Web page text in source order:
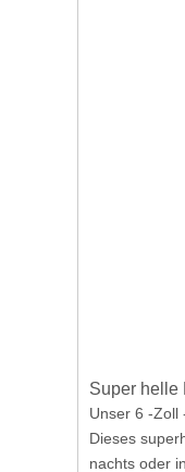
Super helle
Unser 6 -Zoll
Dieses
nachts oder